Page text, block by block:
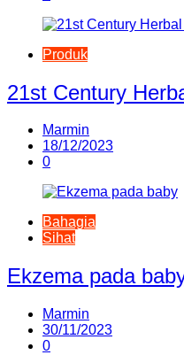
Produk
21st Century
Marmin
18/12/2023
0
Bahagia
Sihat
Ekzema pada
Marmin
30/11/2023
0